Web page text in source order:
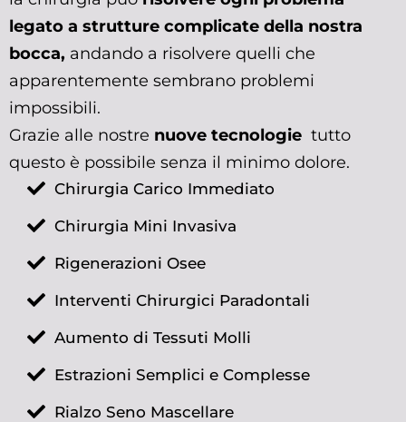
legato a strutture complicate della nostra
bocca, andando a risolvere quelli che
apparentemente sembrano problemi
impossibili.
Grazie alle nostre nuove tecnologie tutto
questo è possibile senza il minimo dolore.
Chirurgia Carico Immediato
Chirurgia Mini Invasiva
Rigenerazioni Osee
Interventi Chirurgici Paradontali
Aumento di Tessuti Molli
Estrazioni Semplici e Complesse
Rialzo Seno Mascellare